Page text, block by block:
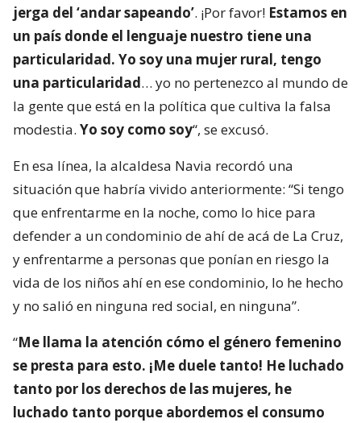
jerga del ‘andar sapeando’. ¡Por favor! Estamos en
un país donde el lenguaje nuestro tiene una
particularidad. Yo soy una mujer rural, tengo
una particularidad… yo no pertenezco al mundo de
la gente que está en la política que cultiva la falsa
modestia. Yo soy como soy“, se excusó.
En esa línea, la alcaldesa Navia recordó una
situación que habría vivido anteriormente: “Si tengo
que enfrentarme en la noche, como lo hice para
defender a un condominio de ahí de acá de La Cruz,
y enfrentarme a personas que ponían en riesgo la
vida de los niños ahí en ese condominio, lo he hecho
y no salió en ninguna red social, en ninguna”.
“Me llama la atención cómo el género femenino
se presta para esto. ¡Me duele tanto! He luchado
tanto por los derechos de las mujeres, he
luchado tanto porque abordemos el consumo